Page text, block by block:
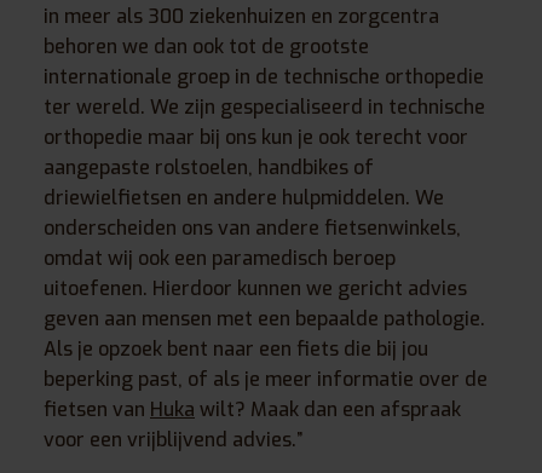
in meer als 300 ziekenhuizen en zorgcentra
behoren we dan ook tot de grootste
internationale groep in de technische orthopedie
ter wereld. We zijn gespecialiseerd in technische
orthopedie maar bij ons kun je ook terecht voor
aangepaste rolstoelen, handbikes of
driewielfietsen en andere hulpmiddelen. We
onderscheiden ons van andere fietsenwinkels,
omdat wij ook een paramedisch beroep
uitoefenen. Hierdoor kunnen we gericht advies
geven aan mensen met een bepaalde pathologie.
Als je opzoek bent naar een fiets die bij jou
beperking past, of als je meer informatie over de
fietsen van Huka wilt? Maak dan een afspraak
voor een vrijblijvend advies.”